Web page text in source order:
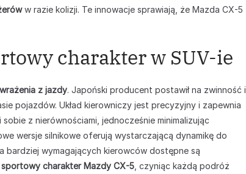
w razie kolizji. Te innowacje sprawiają, że Mazda CX-5
charakter w SUV-ie
z jazdy. Japoński producent postawił na zwinność i
pojazdów. Układ kierowniczy jest precyzyjny i zapewnia
z nierównościami, jednocześnie minimalizując
wersje silnikowe oferują wystarczającą dynamikę do
bardziej wymagających kierowców dostępne są
sportowy charakter Mazdy CX-5 , czyniąc każdą podróż